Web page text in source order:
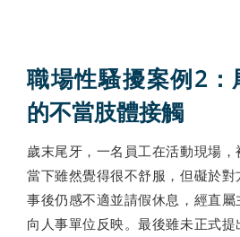
職場性騷擾案例2：
的不當肢體接觸
歲末尾牙，一名員工在活動現場，
當下雖然覺得很不舒服，但礙於對
事後仍感不適並請假休息，經直
向人事單位反映。最後雖未正式